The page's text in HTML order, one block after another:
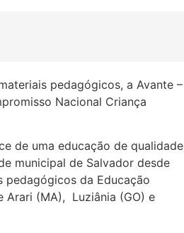
pedagógicos, a Avante –
Nacional Criança
de uma educação de qualidade
municipal de Salvador desde
pedagógicos da Educação
Arari (MA), Luziânia (GO) e